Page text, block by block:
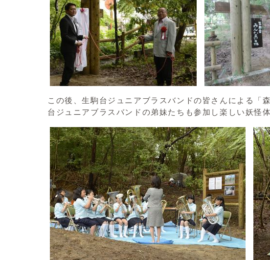
この後、生駒台ジュニアブラスバンドの皆さんによる「
台ジュニアブラスバンドの弟妹たちも参加し楽しい妖怪